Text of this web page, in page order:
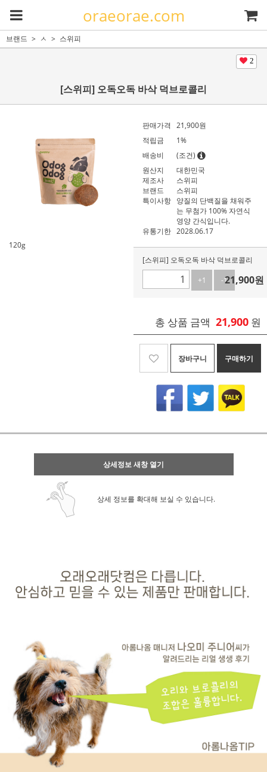
oraeorae.com
브랜드 ㅅ 스위피
2
[스위피] 오독오독 바삭 덕브로콜리
120g
판매가격 21,900원
적립금
1%
배송비
(조건)
원산지
대한민국
제조사
스위피
브랜드
스위피
특이사항 양질의 단백질을 채워주
는 무첨가 100% 자연식
영양 간식입니다.
유통기한 2028.06.17
[스위피] 오독오독 바삭 덕브로콜리
+1
-121,900원
총 상품 금액 21,900 원
장바구니 구매하기
상세정보 새창 열기
상세 정보를 확대해 보실 수 있습니다.